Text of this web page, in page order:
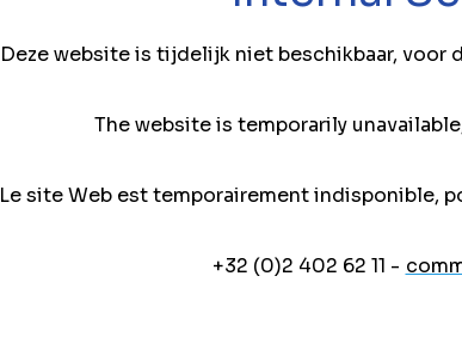
Deze website is tijdelijk niet beschikbaar, voor
The website is temporarily
Le site Web est temporairement indisponible,
+32 (0)2 402 62 11 -